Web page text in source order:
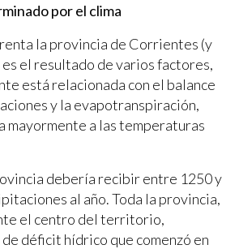
por el clima
la provincia de Corrientes (y
el resultado de varios factores,
está relacionada con el balance
y la evapotranspiración,
mayormente a las temperaturas
debería recibir entre 1250 y
al año. Toda la provincia,
el centro del territorio,
déficit hídrico que comenzó en